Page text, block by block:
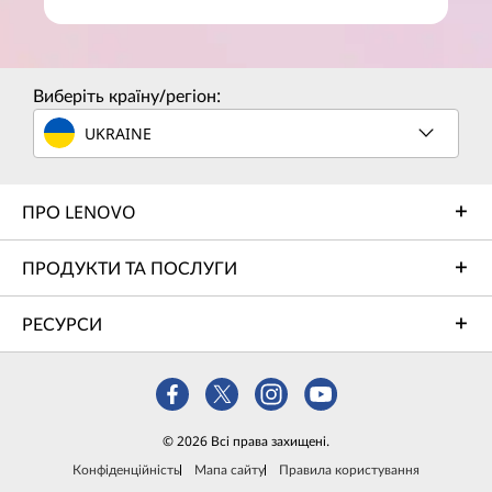
Виберіть країну/регіон:
UKRAINE
ПРО LENOVO
ПРОДУКТИ ТА ПОСЛУГИ
РЕСУРСИ
© 2026 Всі права захищені.
Конфіденційність
Мапа сайту Правила користування